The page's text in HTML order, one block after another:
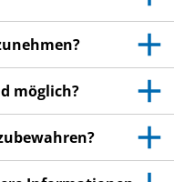
wenden Sie
Dies gilt auch
in dieser
sind. Siehe Abschnitt
möglich?